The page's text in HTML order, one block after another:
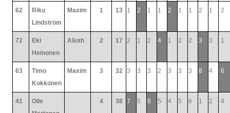
62
Riku
Lindström
Maxim 1 13 1 2 1 1 2 1 1 2 1 2
72
Eki
Heinonen
Alioth 2 17 2 1 2 4 1 2 2 3 3 1
63
Timo
Kokkonen
Maxim 3 32 3 3 3 2 3 3 3 8 4 6
41
Olle
4 38 7 5 6 5 4 5 6 1 2 4